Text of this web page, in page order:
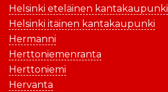
Helsinki eteläinen kantakaupunki
Helsinki itäinen kantakaupunki
Hermanni
Herttoniemenranta
Herttoniemi
Hervanta